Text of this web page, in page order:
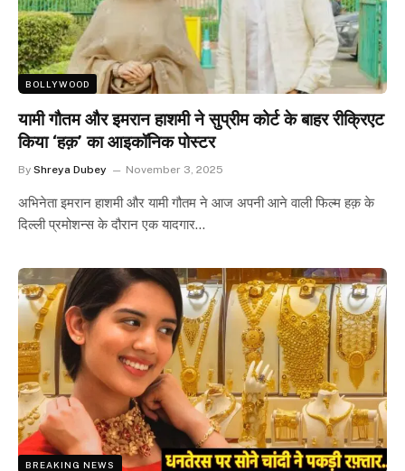
BOLLYWOOD
यामी गौतम और इमरान हाशमी ने सुप्रीम कोर्ट के बाहर रीक्रिएट
किया ‘हक़’ का आइकॉनिक पोस्टर
By Shreya Dubey November 3, 2025
अभिनेता इमरान हाशमी और यामी गौतम ने आज अपनी आने वाली फिल्म हक़ के
दिल्ली प्रमोशन्स के दौरान एक यादगार…
BREAKING NEWS